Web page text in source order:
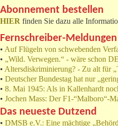
Abonnement bestellen
HIER finden Sie dazu alle
Fernschreiber-Meldungen
• Auf Flügeln von schwebenden
• „Wild. Verwegen.“ - wäre schon
• Altersdiskriminierung? - Zu alt für
• Deutscher Bundestag hat nur
• 8. Mai 1945: Als in Kallenhardt
• Jochen Mass: Der F1-“Malboro“-
Das neueste Dutzend
• DMSB e.V.: Eine mächtige